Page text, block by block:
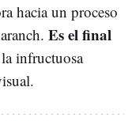
hacia un proceso
Es el final
infructuosa